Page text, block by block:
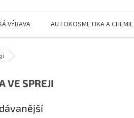
VÝBAVA AUTOKOSMETIKA A CHEMIE
VE SPREJI